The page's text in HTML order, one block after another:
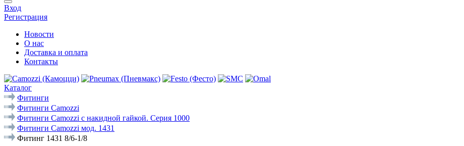
Вход
Регистрация
Новости
О нас
Доставка и оплата
Контакты
Каталог
Фитинги
Фитинги Camozzi
Фитинги Camozzi с накидной гайкой. Серия 1000
Фитинги Camozzi мод. 1431
Фитинг 1431 8/6-1/8